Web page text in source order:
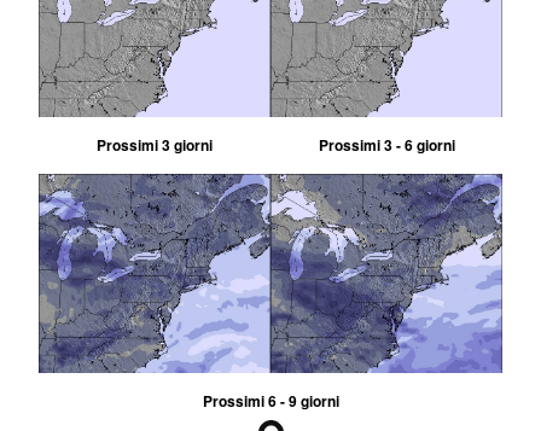
Prossimi 3 giorni Prossimi 3 - 6 giorni
Prossimi 6 - 9 giorni